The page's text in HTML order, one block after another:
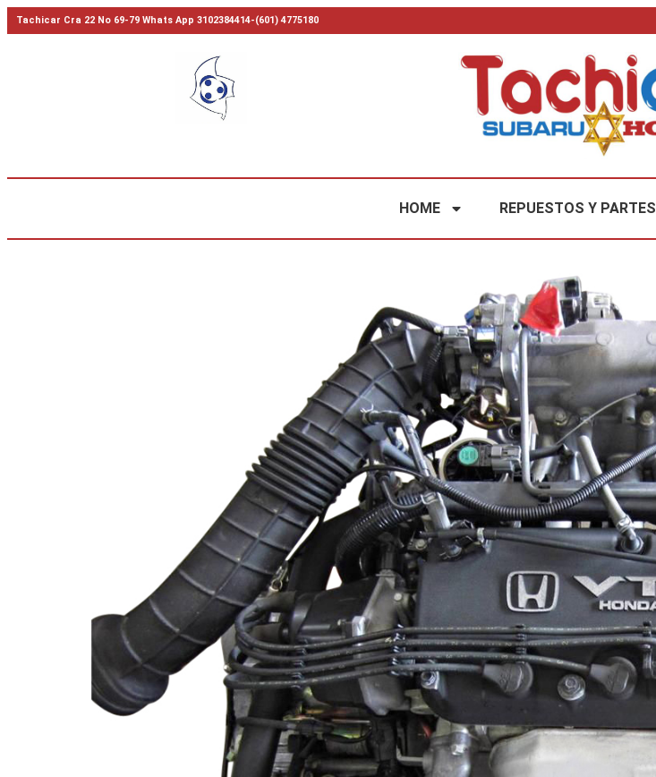
Tachicar Cra 22 No 69-79 Whats App 3102384414-(601) 4775180
HOME REPUESTOS Y PARTES